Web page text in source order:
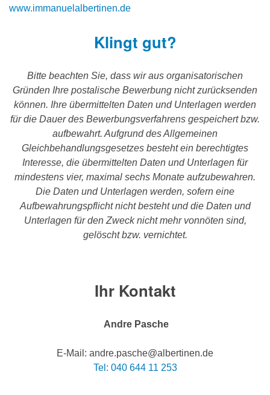
www.immanuelalbertinen.de
Klingt gut?
Bitte beachten Sie, dass wir aus organisatorischen
Gründen Ihre postalische Bewerbung nicht zurücksenden
können. Ihre übermittelten Daten und Unterlagen werden
für die Dauer des Bewerbungsverfahrens gespeichert bzw.
aufbewahrt. Aufgrund des Allgemeinen
Gleichbehandlungsgesetzes besteht ein berechtigtes
Interesse, die übermittelten Daten und Unterlagen für
mindestens vier, maximal sechs Monate aufzubewahren.
Die Daten und Unterlagen werden, sofern eine
Aufbewahrungspflicht nicht besteht und die Daten und
Unterlagen für den Zweck nicht mehr vonnöten sind,
gelöscht bzw. vernichtet.
Ihr Kontakt
Andre Pasche
E-Mail: andre.pasche@albertinen.de
Tel: 040 644 11 253